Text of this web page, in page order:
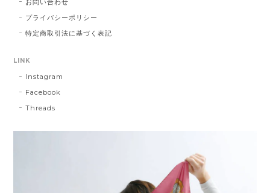
プライバシーポリシー
特定商取引法に基づく表記
LINK
Instagram
Facebook
Threads